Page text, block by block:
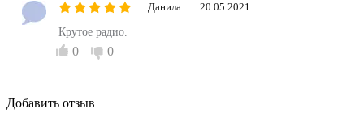
Данила 20.05.2021
Крутое радио.
0 0
Добавить отзыв